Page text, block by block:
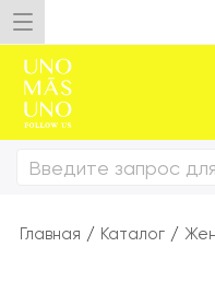
Главная / Каталог /